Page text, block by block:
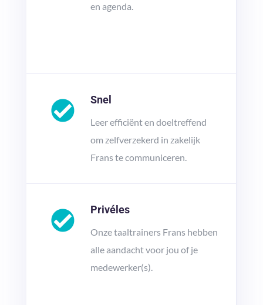
en agenda.
Snel
Leer efficiënt en doeltreffend
om zelfverzekerd in zakelijk
Frans te communiceren.
Privéles
Onze taaltrainers Frans hebben
alle aandacht voor jou of je
medewerker(s).